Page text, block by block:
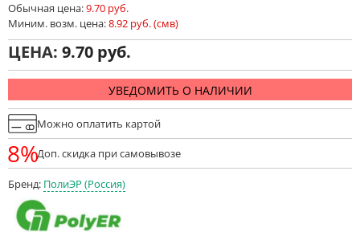
Обычная цена:9.70 руб.
Миним. возм. цена:8.92 руб. (смв)
ЦЕНА: 9.70
УВЕДОМИТЬ О НАЛИЧИИ
Можно оплатить картой
8%Доп. скидка при самовывозе
Бренд: ПолиЭР (Россия)